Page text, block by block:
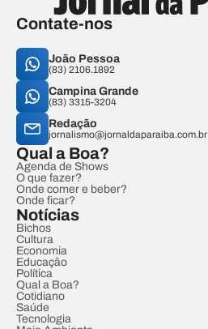
Contate-nos
João Pessoa
(83) 2106.1892
Campina Grande
(83) 3315-3204
Redação
jornalismo@jornaldaparaiba.com.br
Qual a Boa?
Agenda de Shows
O que fazer?
Onde comer e beber?
Onde ficar?
Notícias
Bichos
Cultura
Economia
Educação
Política
Qual a Boa?
Cotidiano
Saúde
Tecnologia